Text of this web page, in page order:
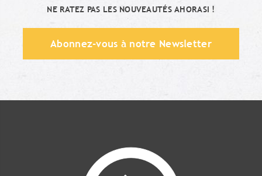
NE RATEZ PAS LES NOUVEAUTÉS AHORASI !
Abonnez-vous à notre Newsletter